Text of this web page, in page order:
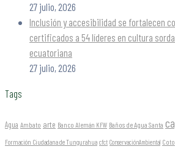
27 julio, 2026
Inclusión y accesibilidad se fortalecen
certificados a 54 líderes en cultura
ecuatoriana
27 julio, 2026
Tags
Agua Ambato arte Banco Alemán KFW Baños de Agua Santa
Formación Ciudadana de Tungurahua cfct ConservaciónAmbiental